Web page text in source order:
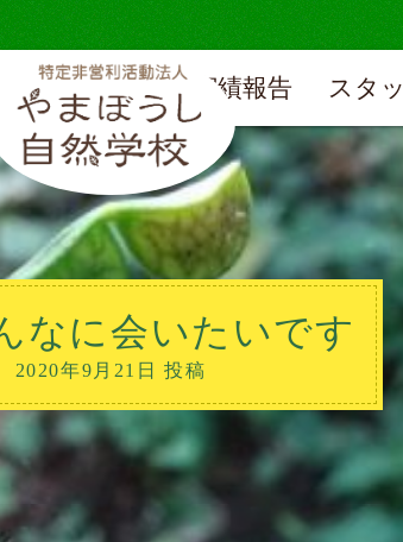
実績報告 スタ
なに会いたいです
2020年9月21日 投稿